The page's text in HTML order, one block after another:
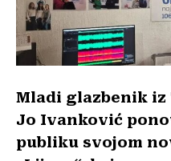
Mladi glazbenik
Jo Ivanković
publiku svojom